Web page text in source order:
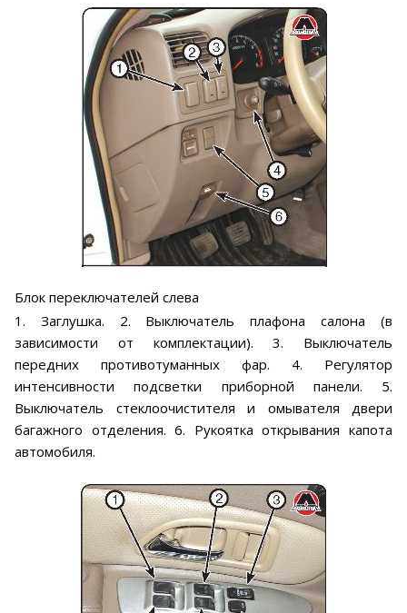
Блок переключателей слева
1. Заглушка. 2. Выключатель плафона салона (в
зависимости от комплектации). 3. Выключатель
передних противотуманных фар. 4. Регулятор
интенсивности подсветки приборной панели. 5.
Выключатель стеклоочистителя и омывателя двери
багажного отделения. 6. Рукоятка открывания капота
автомобиля.